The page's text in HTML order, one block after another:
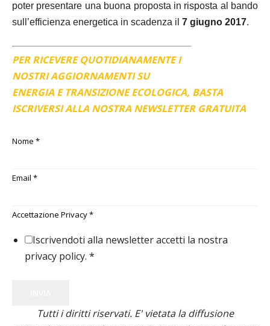
poter presentare una buona proposta in risposta al bando
sull’efficienza energetica in scadenza il 7 giugno 2017.
PER RICEVERE QUOTIDIANAMENTE I
NOSTRI AGGIORNAMENTI SU
ENERGIA E TRANSIZIONE ECOLOGICA, BASTA
ISCRIVERSI ALLA NOSTRA NEWSLETTER GRATUITA
Nome *
Email *
Accettazione Privacy*
Iscrivendoti alla newsletter accetti la nostra
privacy policy. *
Tutti i diritti riservati. E' vietata la diffusione